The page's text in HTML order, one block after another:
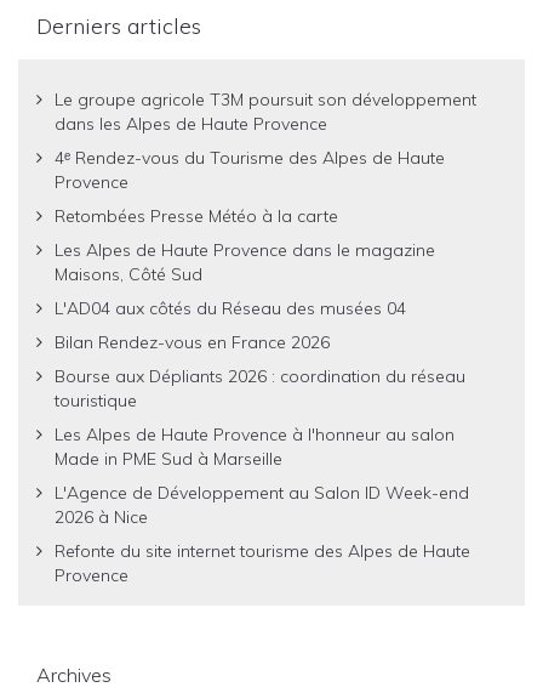
Derniers articles
Le groupe agricole T3M poursuit son développement
dans les Alpes de Haute Provence
4ᵉ Rendez-vous du Tourisme des Alpes de Haute
Provence
Retombées Presse Météo à la carte
Les Alpes de Haute Provence dans le magazine
Maisons, Côté Sud
L'AD04 aux côtés du Réseau des musées 04
Bilan Rendez-vous en France 2026
Bourse aux Dépliants 2026 : coordination du réseau
touristique
Les Alpes de Haute Provence à l'honneur au salon
Made in PME Sud à Marseille
L'Agence de Développement au Salon ID Week-end
2026 à Nice
Refonte du site internet tourisme des Alpes de Haute
Provence
Archives